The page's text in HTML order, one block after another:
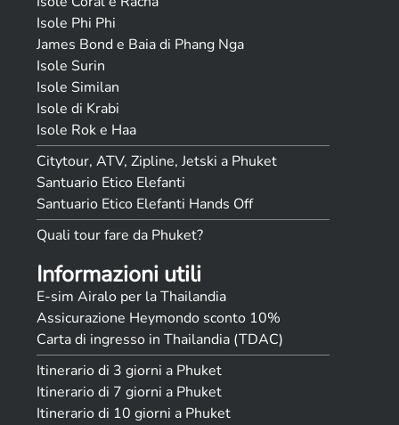
Isole Phi Phi
James Bond e Baia di Phang Nga
Isole Surin
Isole Similan
Isole di Krabi
Isole Rok e Haa
Citytour, ATV, Zipline, Jetski a Phuket
Santuario Etico Elefanti
Santuario Etico Elefanti Hands Off
Quali tour fare da Phuket?
Informazioni utili
E-sim Airalo per la Thailandia
Assicurazione Heymondo sconto 10%
Carta di ingresso in Thailandia (TDAC)
Itinerario di 3 giorni a Phuket
Itinerario di 7 giorni a Phuket
Itinerario di 10 giorni a Phuket